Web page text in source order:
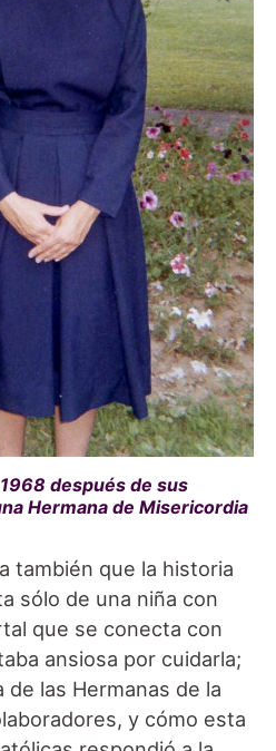
después de sus
Hermana de Misericordia
también que la historia
sólo de una niña con
que se conecta con
ansiosa por cuidarla;
las Hermanas de la
y cómo esta